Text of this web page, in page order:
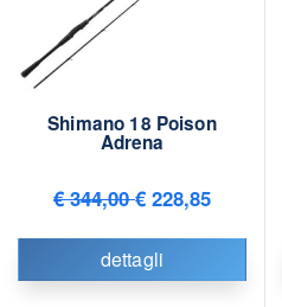
Shimano 18 Poison
Adrena
€ 344,00€ 228,85
dettagli